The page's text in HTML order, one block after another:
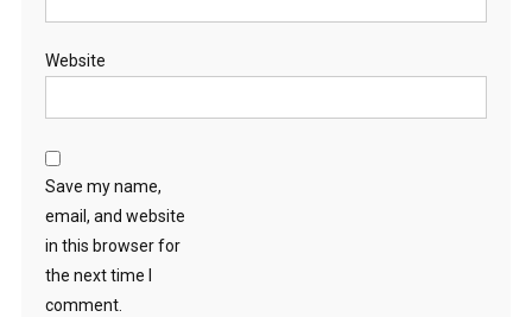
Website
Save my name,
email, and website
in this browser for
the next time I
comment.